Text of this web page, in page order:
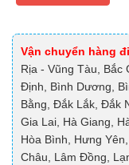
Vận chuyển hàng
Rịa - Vũng Tàu, Bắc
Định, Bình Dương,
Bằng, Đắk Lắk, Đắk
Gia Lai, Hà Giang,
Hòa Bình, Hưng
Châu, Lâm Đồng,